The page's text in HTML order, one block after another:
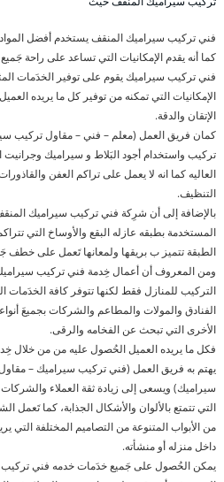
فني تركيب سيراميك المنقف يستخدم أفضل المواد
كما أنه يقدم الإمكانيات التي تساعد على راحة جَميع
فني تركيب سيراميك يقوم على توفير الخدَمات
الإمكانيات التي تمكنه من توفير كل ما يريده
الإتقان والدقة.
كمان فريق العمل (معلم – فني – مقاول تركيب
تركيب واستخدام أجود البَلاط و سيراميك وجرانيت
العاليه كما انه لا يعمل على تراكم العفن
التنظيف.
بالإضافة إلى أن شرِكة فني تركيب سيراميك
المستخدمة بطبقه عازله البقع والأوساخ التي
الطبقة تتميز ب بريقها ولمعانها تَعمل على خطف
ومن المعروف أن أعمال خِدمة فني تركيب
التركيب للمنازل فقط لكنها تتوفر كافة الخدَمات
الفنادق والمولات والمطاعم والشركات بجميعَ
الأخرى التي تبحث عن الفخامه والرقى.
فكل ما يريده العميل الحُصول عليه من من خلال
يهتم به فريق العمل (فني تركيب سيراميك –
سيراميك) ويسعى إلى زيادة ثقة العملاء
التي تتمتع بالألوان والأشكال الجذابة، كما تَعمل
من الأبواب المتنوعة من التصاميم المختلفة التي
داخل منزله أو منشأته.
يمكن الحُصول على جَميع خدَمات خدمه فني تركيب